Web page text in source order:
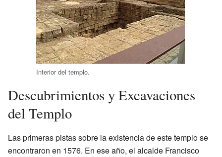
Interior del templo.
Descubrimientos y Excavaciones
del Templo
Las primeras pistas sobre la existencia de este templo se
encontraron en 1576. En ese año, el alcalde Francisco